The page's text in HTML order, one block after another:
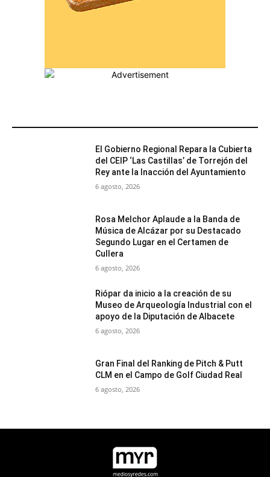
El Gobierno Regional Repara la Cubierta
del CEIP ‘Las Castillas’ de Torrejón del
Rey ante la Inacción del Ayuntamiento
6 agosto, 2026
Rosa Melchor Aplaude a la Banda de
Música de Alcázar por su Destacado
Segundo Lugar en el Certamen de
Cullera
6 agosto, 2026
Riópar da inicio a la creación de su
Museo de Arqueología Industrial con el
apoyo de la Diputación de Albacete
6 agosto, 2026
Gran Final del Ranking de Pitch & Putt
CLM en el Campo de Golf Ciudad Real
6 agosto, 2026